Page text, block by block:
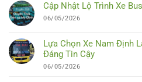
Cập Nhật Lộ Trình Xe
06/05/2026
Lựa Chọn Xe Nam Định
Đáng Tin Cậy
06/05/2026